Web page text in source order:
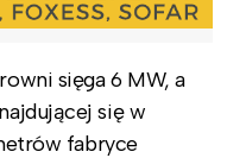
sięga 6 MW, a
się w
fabryce